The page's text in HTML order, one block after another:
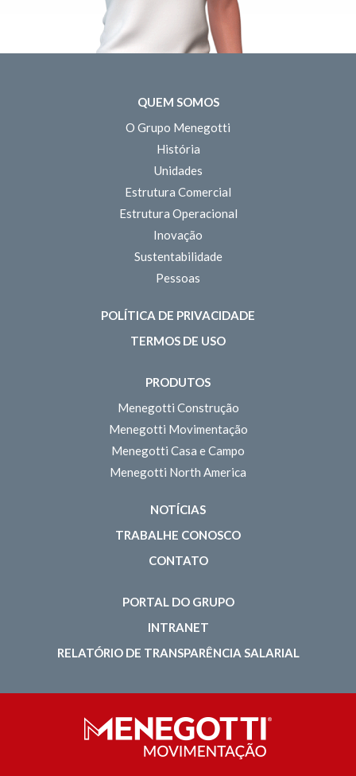
QUEM SOMOS
O Grupo Menegotti
História
Unidades
Estrutura Comercial
Estrutura Operacional
Inovação
Sustentabilidade
Pessoas
POLÍTICA DE PRIVACIDADE
TERMOS DE USO
PRODUTOS
Menegotti Construção
Menegotti Movimentação
Menegotti Casa e Campo
Menegotti North America
NOTÍCIAS
TRABALHE CONOSCO
CONTATO
PORTAL DO GRUPO
INTRANET
RELATÓRIO DE TRANSPARÊNCIA SALARIAL